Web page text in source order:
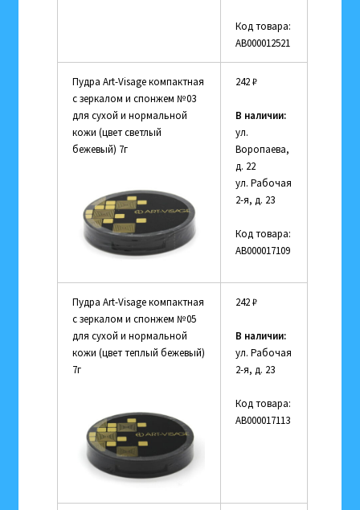
Код товара:
АВ000012521
Пудра Art-Visage компактная
с зеркалом и спонжем №03
для сухой и нормальной
кожи (цвет светлый
бежевый) 7г
242₽
В наличии:
ул.
Воропаева,
д. 22
ул. Рабочая
2-я, д. 23
Код товара:
АВ000017109
Пудра Art-Visage компактная
с зеркалом и спонжем №05
для сухой и нормальной
кожи (цвет теплый бежевый)
7г
242₽
В наличии:
ул. Рабочая
2-я, д. 23
Код товара:
АВ000017113